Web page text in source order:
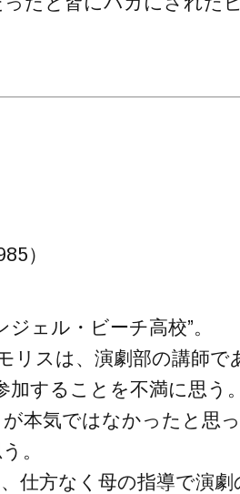
）
ジェル・ビーチ高校”。
リスは、演劇部の講師で
加することを不満に思う。
本気ではなかったと思
。
仕方なく母の指導で演